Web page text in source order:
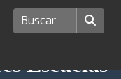
Escuelas